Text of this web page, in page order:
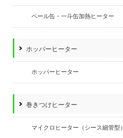
ペール缶・一斗缶加熱ヒーター
ホッパーヒーター
ホッパーヒーター
巻きつけヒーター
マイクロヒーター（シース細管型）